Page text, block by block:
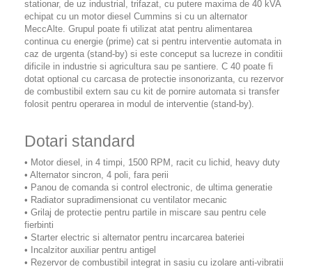
stationar, de uz industrial, trifazat, cu putere maxima de 40 kVA
echipat cu un motor diesel Cummins si cu un alternator
MeccAlte. Grupul poate fi utilizat atat pentru alimentarea
continua cu energie (prime) cat si pentru interventie automata in
caz de urgenta (stand-by) si este conceput sa lucreze in conditii
dificile in industrie si agricultura sau pe santiere. C 40 poate fi
dotat optional cu carcasa de protectie insonorizanta, cu rezervor
de combustibil extern sau cu kit de pornire automata si transfer
folosit pentru operarea in modul de interventie (stand-by).
Dotari standard
• Motor diesel, in 4 timpi, 1500 RPM, racit cu lichid, heavy duty
• Alternator sincron, 4 poli, fara perii
• Panou de comanda si control electronic, de ultima generatie
• Radiator supradimensionat cu ventilator mecanic
• Grilaj de protectie pentru partile in miscare sau pentru cele
fierbinti
• Starter electric si alternator pentru incarcarea bateriei
• Incalzitor auxiliar pentru antigel
• Rezervor de combustibil integrat in sasiu cu izolare anti-vibratii